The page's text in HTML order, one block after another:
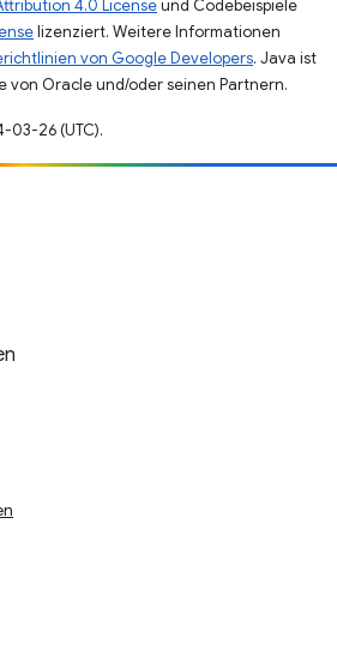
4.0 Licenseund Codebeispiele
lizenziert. Weitere Informationen
von Google Developers. Java ist
von Oracle und/oder seinen Partnern.
26 (UTC).